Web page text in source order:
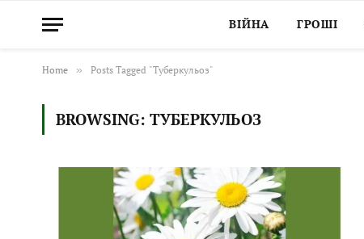
ВІЙНА ГРОШІ
Home » Posts Tagged "Туберкульоз"
BROWSING: ТУБЕРКУЛЬОЗ